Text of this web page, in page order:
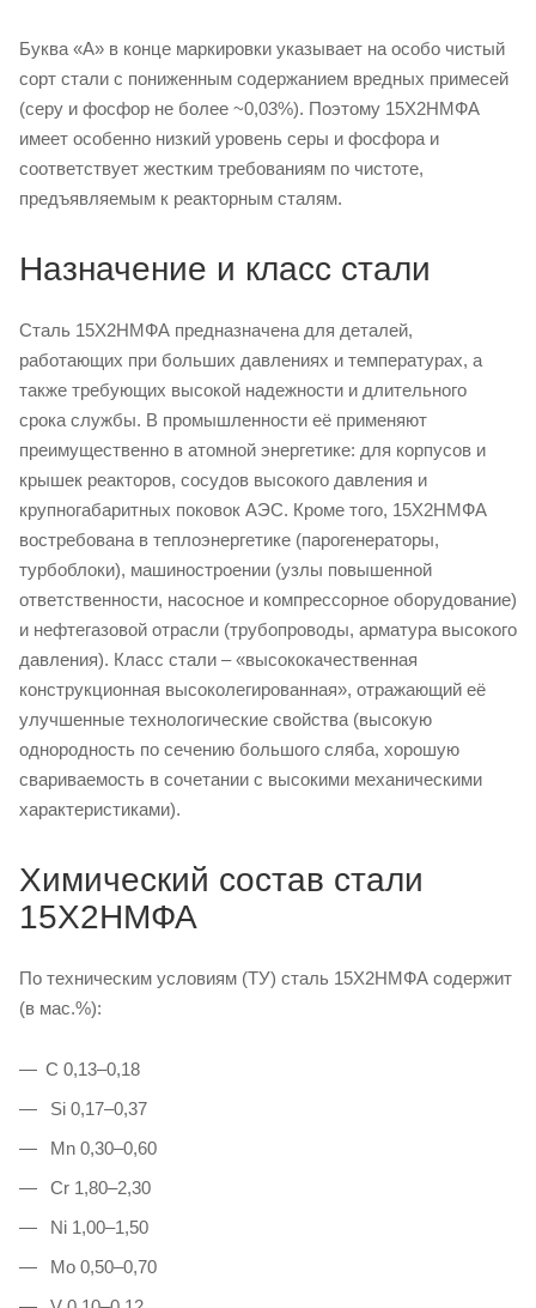
Буква «А» в конце маркировки указывает на особо чистый
сорт стали с пониженным содержанием вредных примесей
(серу и фосфор не более ~0,03%). Поэтому 15Х2НМФА
имеет особенно низкий уровень серы и фосфора и
соответствует жестким требованиям по чистоте,
предъявляемым к реакторным сталям.
Назначение и класс стали
Сталь 15Х2НМФА предназначена для деталей,
работающих при больших давлениях и температурах, а
также требующих высокой надежности и длительного
срока службы. В промышленности её применяют
преимущественно в атомной энергетике: для корпусов и
крышек реакторов, сосудов высокого давления и
крупногабаритных поковок АЭС. Кроме того, 15Х2НМФА
востребована в теплоэнергетике (парогенераторы,
турбоблоки), машиностроении (узлы повышенной
ответственности, насосное и компрессорное оборудование)
и нефтегазовой отрасли (трубопроводы, арматура высокого
давления). Класс стали – «высококачественная
конструкционная высоколегированная», отражающий её
улучшенные технологические свойства (высокую
однородность по сечению большого сляба, хорошую
свариваемость в сочетании с высокими механическими
характеристиками).
Химический состав стали
15Х2НМФА
По техническим условиям (ТУ) сталь 15Х2НМФА содержит
(в мас.%):
C 0,13–0,18
Si 0,17–0,37
Mn 0,30–0,60
Cr 1,80–2,30
Ni 1,00–1,50
Mo 0,50–0,70